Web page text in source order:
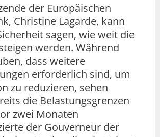
der Europäischen
Christine Lagarde, kann
sagen, wie weit die
werden. Während
dass weitere
erforderlich sind, um
zu reduzieren, sehen
die Belastungsgrenzen
zwei Monaten
der Gouverneur der